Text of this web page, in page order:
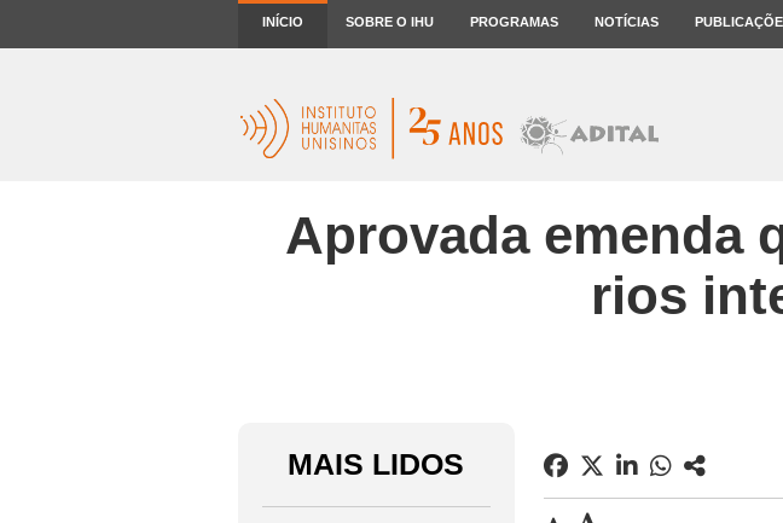
INÍCIO SOBRE O IHU PROGRAMAS NOTÍCIAS
Aprovada emenda
rios
MAIS LIDOS